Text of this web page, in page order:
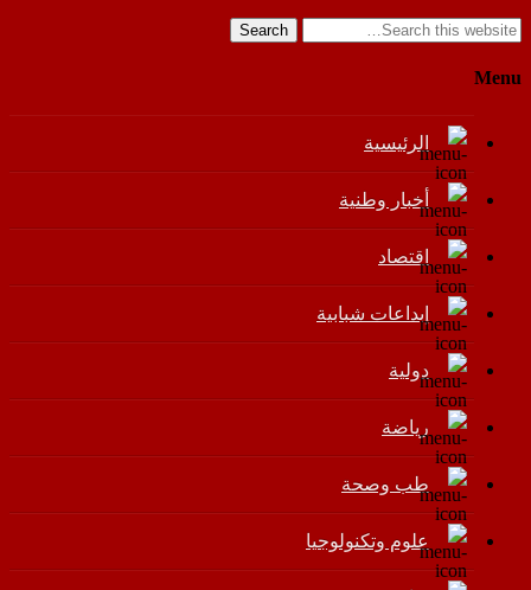
Search
Menu
الرئيسية
أخبار وطنية
اقتصاد
إبداعات شبابية
دولية
رياضة
طب وصحة
علوم وتكنولوجيا